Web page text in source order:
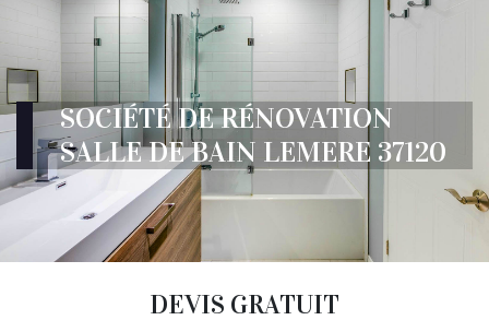
SOCIÉTÉ DE RÉNOVATION
SALLE DE BAIN LEMERE 37120
DEVIS GRATUIT